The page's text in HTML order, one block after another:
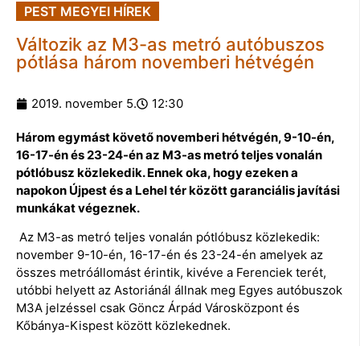
PEST MEGYEI HÍREK
Változik az M3-as metró autóbuszos
pótlása három novemberi hétvégén
2019. november 5. 12:30
Három egymást követő novemberi hétvégén, 9-10-én,
16-17-én és 23-24-én az M3-as metró teljes vonalán
pótlóbusz közlekedik. Ennek oka, hogy ezeken a
napokon Újpest és a Lehel tér között garanciális javítási
munkákat végeznek.
Az M3-as metró teljes vonalán pótlóbusz közlekedik:
november 9-10-én, 16-17-én és 23-24-én amelyek az
összes metróállomást érintik, kivéve a Ferenciek terét,
utóbbi helyett az Astoriánál állnak meg Egyes autóbuszok
M3A jelzéssel csak Göncz Árpád Városközpont és
Kőbánya-Kispest között közlekednek.